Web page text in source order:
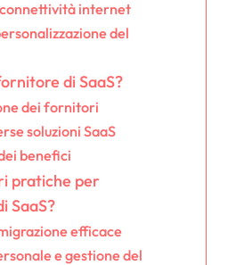
internet
del
di SaaS?
dei fornitori
soluzioni SaaS
benefici
pratiche per
SaaS?
efficace
e gestione del